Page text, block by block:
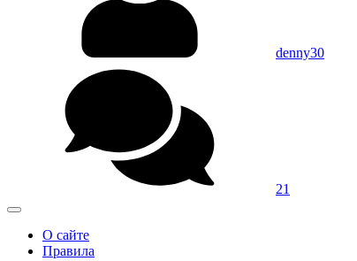
denny30
21
О сайте
Правила